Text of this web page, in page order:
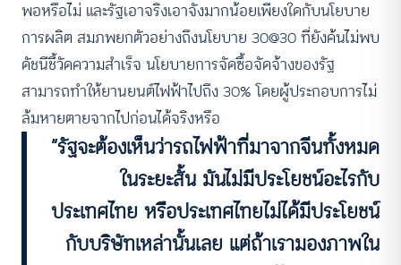
พอหรือไม่ และรัฐเอาจริงเอาจังมากน้อยเพียงใดกับนโยบาย
การผลิต สมภพยกตัวอย่างถึงนโยบาย 30@30 ที่ยังค้นไม่พบ
ดัชนีชี้วัดความสำเร็จ นโยบายการจัดซื้อจัดจ้างของรัฐ
สามารถทำให้ยานยนต์ไฟฟ้าไปถึง 30% โดยผู้ประกอบการไม่
ล้มหายตายจากไปก่อนได้จริงหรือ
“รัฐจะต้องเห็นว่ารถไฟฟ้าที่มาจากจีนทั้งหมด
ในระยะสั้น มันไม่มีประโยชน์อะไรกับ
ประเทศไทย หรือประเทศไทยไม่ได้มีประโยชน์
กับบริษัทเหล่านั้นเลย แต่ถ้าเรามองภาพใน